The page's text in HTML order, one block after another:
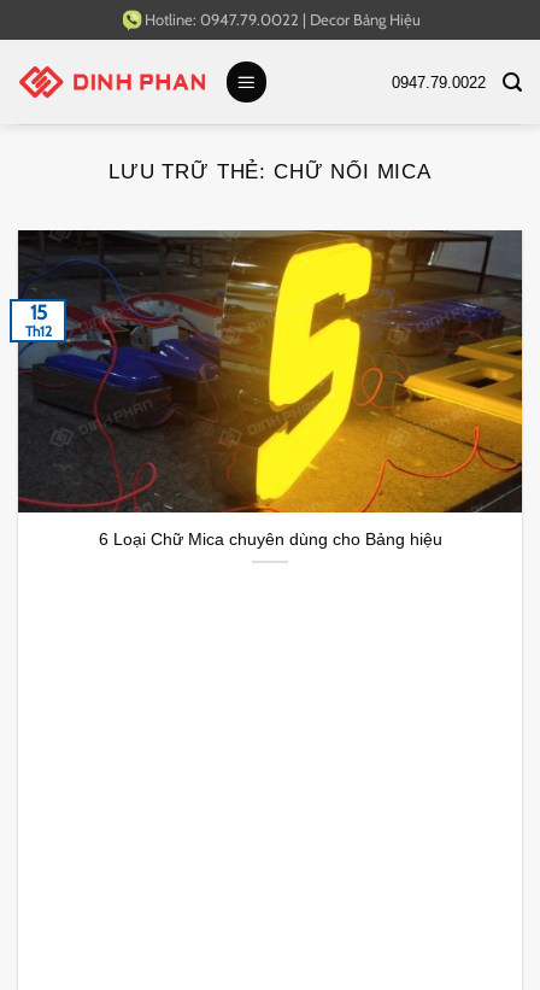
qua
nội
Hotline: 0947.79.0022 | Decor Bảng Hiệu
0947.79.0022
LƯU TRỮ THẺ: CHỮ NỔI MICA
6 Loại Chữ Mica chuyên dùng cho Bảng hiệu
15
Th12